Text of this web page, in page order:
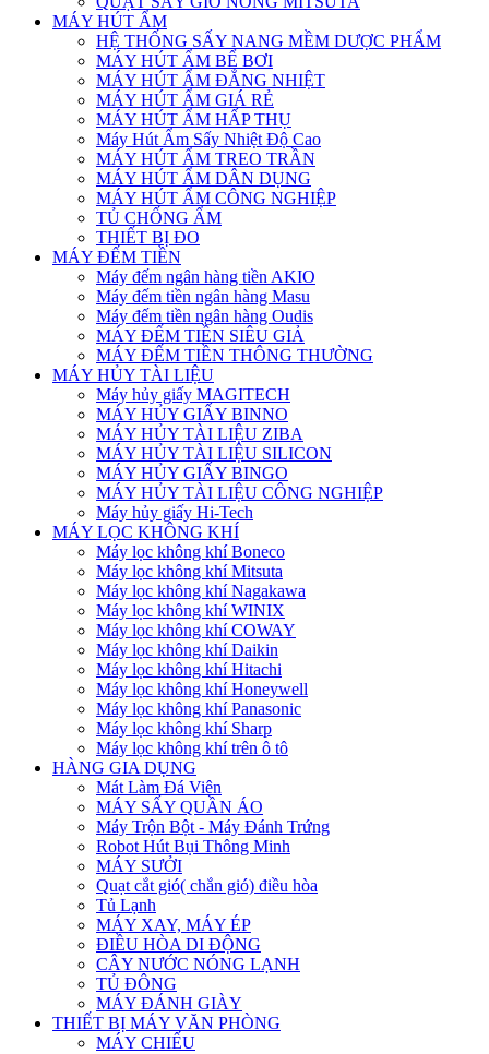
MÁY HÚT ẨM
HỆ THỐNG SẤY NANG MỀM DƯỢC PHẨM
MÁY HÚT ẨM BỂ BƠI
MÁY HÚT ẨM ĐẲNG NHIỆT
MÁY HÚT ẨM GIÁ RẺ
MÁY HÚT ẨM HẤP THỤ
Máy Hút Ẩm Sấy Nhiệt Độ Cao
MÁY HÚT ẨM TREO TRẦN
MÁY HÚT ẨM DÂN DỤNG
MÁY HÚT ẨM CÔNG NGHIỆP
TỦ CHỐNG ẨM
THIẾT BỊ ĐO
MÁY ĐẾM TIỀN
Máy đếm ngân hàng tiền AKIO
Máy đếm tiền ngân hàng Masu
Máy đếm tiền ngân hàng Oudis
MÁY ĐẾM TIỀN SIÊU GIẢ
MÁY ĐẾM TIỀN THÔNG THƯỜNG
MÁY HỦY TÀI LIỆU
Máy hủy giấy MAGITECH
MÁY HỦY GIẤY BINNO
MÁY HỦY TÀI LIỆU ZIBA
MÁY HỦY TÀI LIỆU SILICON
MÁY HỦY GIẤY BINGO
MÁY HỦY TÀI LIỆU CÔNG NGHIỆP
Máy hủy giấy Hi-Tech
MÁY LỌC KHÔNG KHÍ
Máy lọc không khí Boneco
Máy lọc không khí Mitsuta
Máy lọc không khí Nagakawa
Máy lọc không khí WINIX
Máy lọc không khí COWAY
Máy lọc không khí Daikin
Máy lọc không khí Hitachi
Máy lọc không khí Honeywell
Máy lọc không khí Panasonic
Máy lọc không khí Sharp
Máy lọc không khí trên ô tô
HÀNG GIA DỤNG
Mát Làm Đá Viên
MÁY SẤY QUẦN ÁO
Máy Trộn Bột - Máy Đánh Trứng
Robot Hút Bụi Thông Minh
MÁY SƯỞI
Quạt cắt gió( chắn gió) điều hòa
Tủ Lạnh
MÁY XAY, MÁY ÉP
ĐIỀU HÒA DI ĐỘNG
CÂY NƯỚC NÓNG LẠNH
TỦ ĐÔNG
MÁY ĐÁNH GIÀY
THIẾT BỊ MÁY VĂN PHÒNG
MÁY CHIẾU